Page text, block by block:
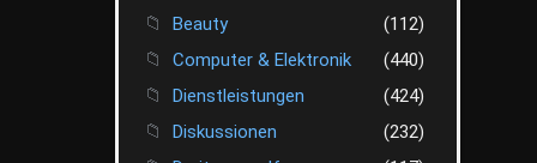
Beauty
(112)
Computer & Elektronik
(440)
Dienstleistungen
(424)
Diskussionen
(232)